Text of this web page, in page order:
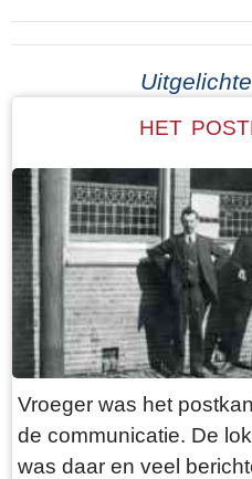
HET
Vroeger was het
de communicatie. De
was daar en veel